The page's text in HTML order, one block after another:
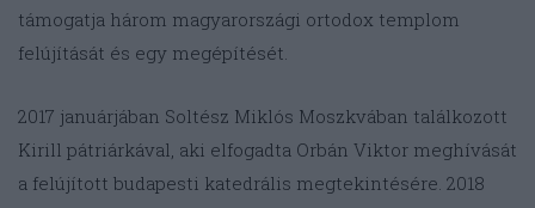
támogatja három magyarországi ortodox templom
felújítását és egy megépítését.
2017 januárjában Soltész Miklós Moszkvában találkozott
Kirill pátriárkával, aki elfogadta Orbán Viktor meghívását
a felújított budapesti katedrális megtekintésére. 2018